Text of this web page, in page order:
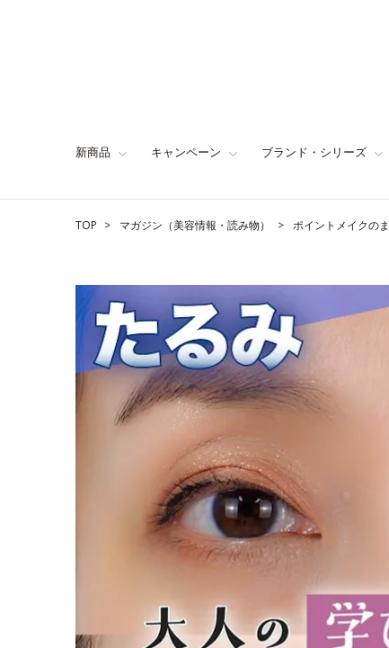
新商品 キャンペーン ブランド・シリーズ
TOP マガジン（美容情報・読み物） ポイントメイクの